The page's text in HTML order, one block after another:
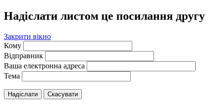
Надіслати листом це посилання другу
Закрити вікно
Кому
Відправник
Ваша електронна адреса
Тема
Надіслати Скасувати